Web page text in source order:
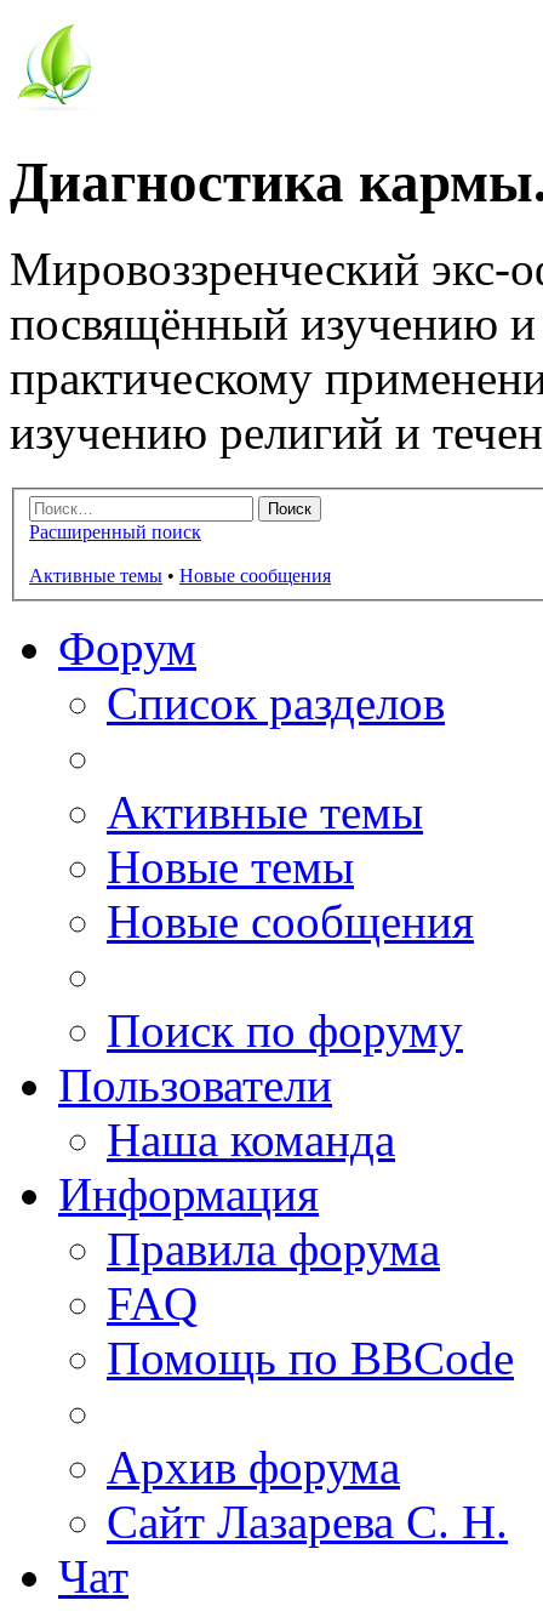
Диагностика
Мировоззренческий
посвящённый изучению
практическому
изучению религий и
Расширенный поиск
Активные темы • Новые сообщения
Форум
Список разделов
Активные темы
Новые темы
Новые сообщения
Поиск по форуму
Пользователи
Наша команда
Информация
Правила форума
FAQ
Помощь по BBCode
Архив форума
Сайт Лазарева С. Н.
Чат